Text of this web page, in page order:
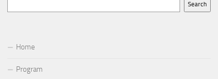
Search
Home
Program